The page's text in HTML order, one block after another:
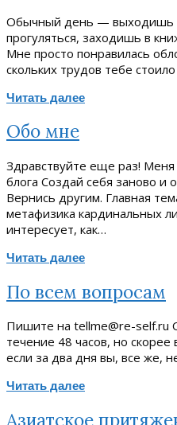
Обычный день — выходишь
прогуляться, заходишь в
Мне просто понравилась
скольких трудов тебе
Читать далее
Обо мне
Здравствуйте еще раз! Меня
блога Создай себя заново и
Вернись другим. Главная
метафизика кардинальных
интересует, как…
Читать далее
По всем вопросам
Пишите на tellme@re-self.ru
течение 48 часов, но
если за два дня вы, все же,
Читать далее
Азиатское